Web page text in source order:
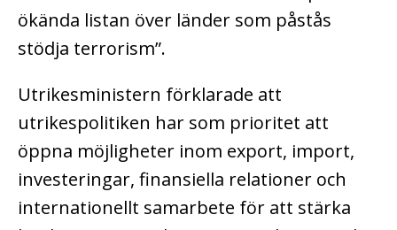
ökända listan över länder som påstås
stödja terrorism”.
Utrikesministern förklarade att
utrikespolitiken har som prioritet att
öppna möjligheter inom export, import,
investeringar, finansiella relationer och
internationellt samarbete för att stärka